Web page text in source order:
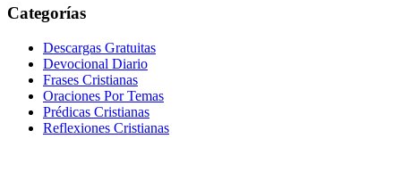
Categorías
Descargas Gratuitas
Devocional Diario
Frases Cristianas
Oraciones Por Temas
Prédicas Cristianas
Reflexiones Cristianas